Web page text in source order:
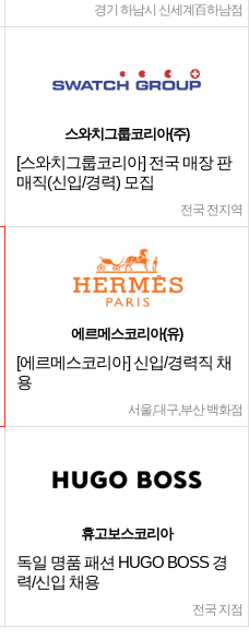
경기 하남시 신세계百하남점
스와치그룹코리아(주)
[스와치그룹코리아] 전국 매장 판
매직(신입/경력) 모집
전국 전지역
에르메스코리아(유)
[에르메스코리아] 신입/경력직 채
용
서울,대구,부산 백화점
휴고보스코리아
독일 명품 패션 HUGO BOSS 경
력/신입 채용
전국 지점